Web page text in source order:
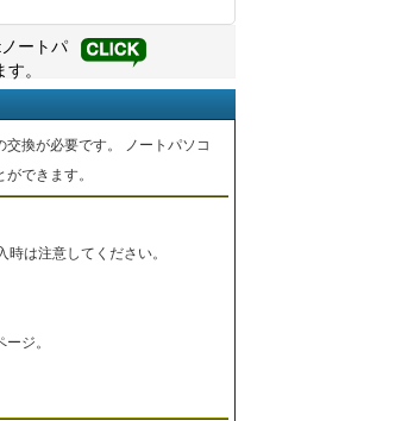
ノートパ
。
換が必要です。 ノートパソコ
できます。
は注意してください。
ジ。